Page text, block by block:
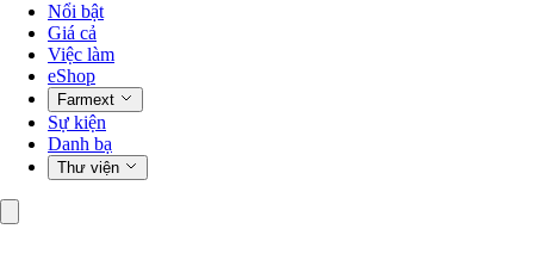
Nổi bật
Giá cả
Việc làm
eShop
Farmext
Sự kiện
Danh bạ
Thư viện